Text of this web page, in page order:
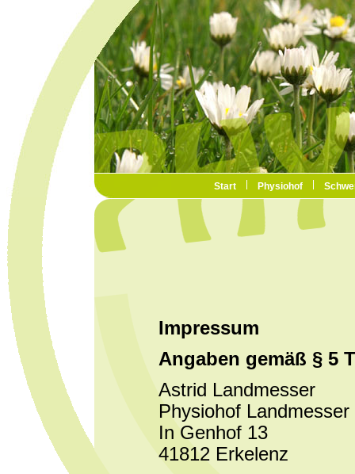
Start Physiohof
Impressum
Angaben gemäß § 5
Astrid Landmesser
Physiohof Landmesser
In Genhof 13
41812 Erkelenz